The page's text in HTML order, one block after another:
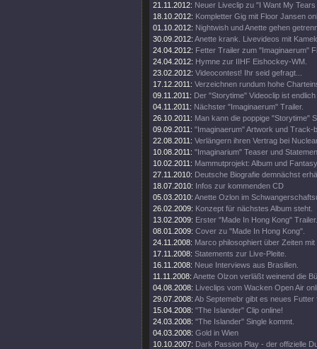
21.11.2012: Neuer Liveclip zu "I Want My
18.10.2012: Kompletter Gig mit Floor Jansen
01.10.2012: Nightwish und Anette gehen
30.09.2012: Anette krank. Livevideos mit
24.04.2012: Fetter Trailer zum "Imaginaerum"
24.04.2012: Hymne zur IIHF Eishockey-WM.
23.02.2012: Videocontest! Ihr seid gefragt...
17.12.2011: Verzeichnen rundum hohe
09.11.2011: Der "Storytime" Videoclip ist endlich
04.11.2011: Nächster "Imaginaerum" Trailer.
26.10.2011: Man kann die poppige "Storytime"
09.09.2011: "Imaginaerum" Artwork und Track-
22.08.2011: Verlängern ihren Vertrag bei
10.08.2011: "Imaginarium" Teaser und
10.02.2011: Mammutprojekt: Album und
27.11.2010: Deutsche Biografie demnächst
18.07.2010: Infos zur kommenden CD
05.03.2010: Anette Ozlon im
26.02.2009: Konzept für nächstes Album steht.
13.02.2009: Erster "Made In Hong Kong" Trailer.
08.01.2009: Cover zu "Made In Hong Kong".
24.11.2008: Marco philosophiert über Zeiten mit
17.11.2008: Statements zur Live-Pleite.
16.11.2008: Neue Interviews aus Brasilien.
11.11.2008: Anette Olzon verläßt weinend die
04.08.2008: Liveclips vom Wacken Open Air
29.07.2008: Ab Septemebr gibt es neues Futter
15.04.2008: "The Islander" Clip online!
24.03.2008: "The Islander" Single kommt.
04.03.2008: Gold in Wien
10.10.2007: Dark Passion Play - der offizielle